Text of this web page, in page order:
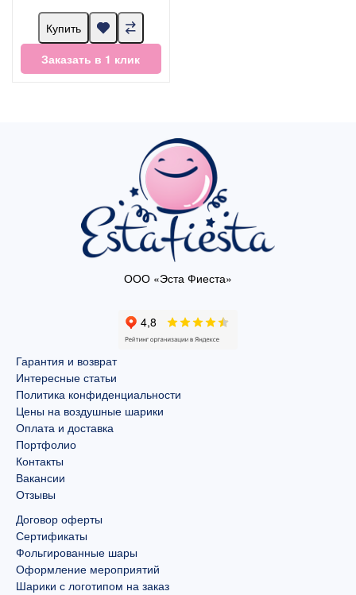
Купить
Заказать в 1 клик
ООО «Эста Фиеста»
Гарантия и возврат
Интересные статьи
Политика конфиденциальности
Цены на воздушные шарики
Оплата и доставка
Портфолио
Контакты
Вакансии
Отзывы
Договор оферты
Сертификаты
Фольгированные шары
Оформление мероприятий
Шарики с логотипом на заказ